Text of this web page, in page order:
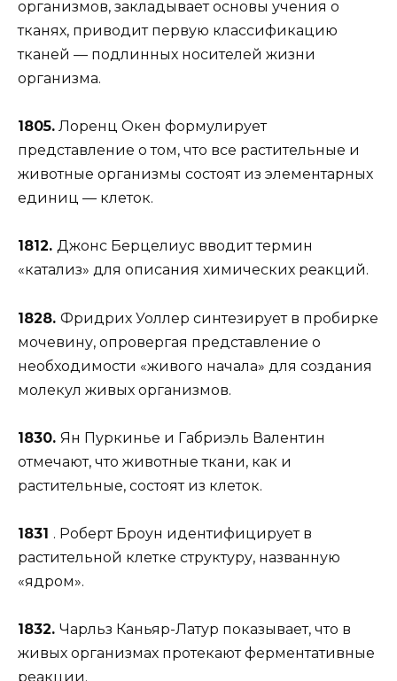
организмов, закладывает основы учения о
тканях, приводит первую классификацию
тканей — подлинных носителей жизни
организма.
1805. Лоренц Окен формулирует
представление о том, что все растительные и
животные организмы состоят из элементарных
единиц — клеток.
1812. Джонс Берцелиус вводит термин
«катализ» для описания химических реакций.
1828. Фридрих Уоллер синтезирует в пробирке
мочевину, опровергая представление о
необходимости «живого начала» для создания
молекул живых организмов.
1830. Ян Пуркинье и Габриэль Валентин
отмечают, что животные ткани, как и
растительные, состоят из клеток.
1831 . Роберт Броун идентифицирует в
растительной клетке структуру, названную
«ядром».
1832. Чарльз Каньяр-Латур показывает, что в
живых организмах протекают ферментативные
реакции.